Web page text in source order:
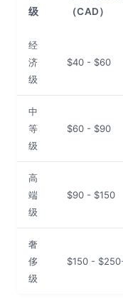
级
（CAD）
经
济
级
$40 - $60
中
等
级
$60 - $90
高
端
级
$90 - $150
奢
侈
级
$150 -